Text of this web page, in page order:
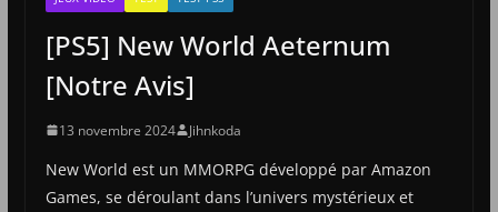
[PS5] New World Aeternum
[Notre Avis]
13 novembre 2024 Jihnkoda
New World est un MMORPG développé par Amazon
Games, se déroulant dans l’univers mystérieux et